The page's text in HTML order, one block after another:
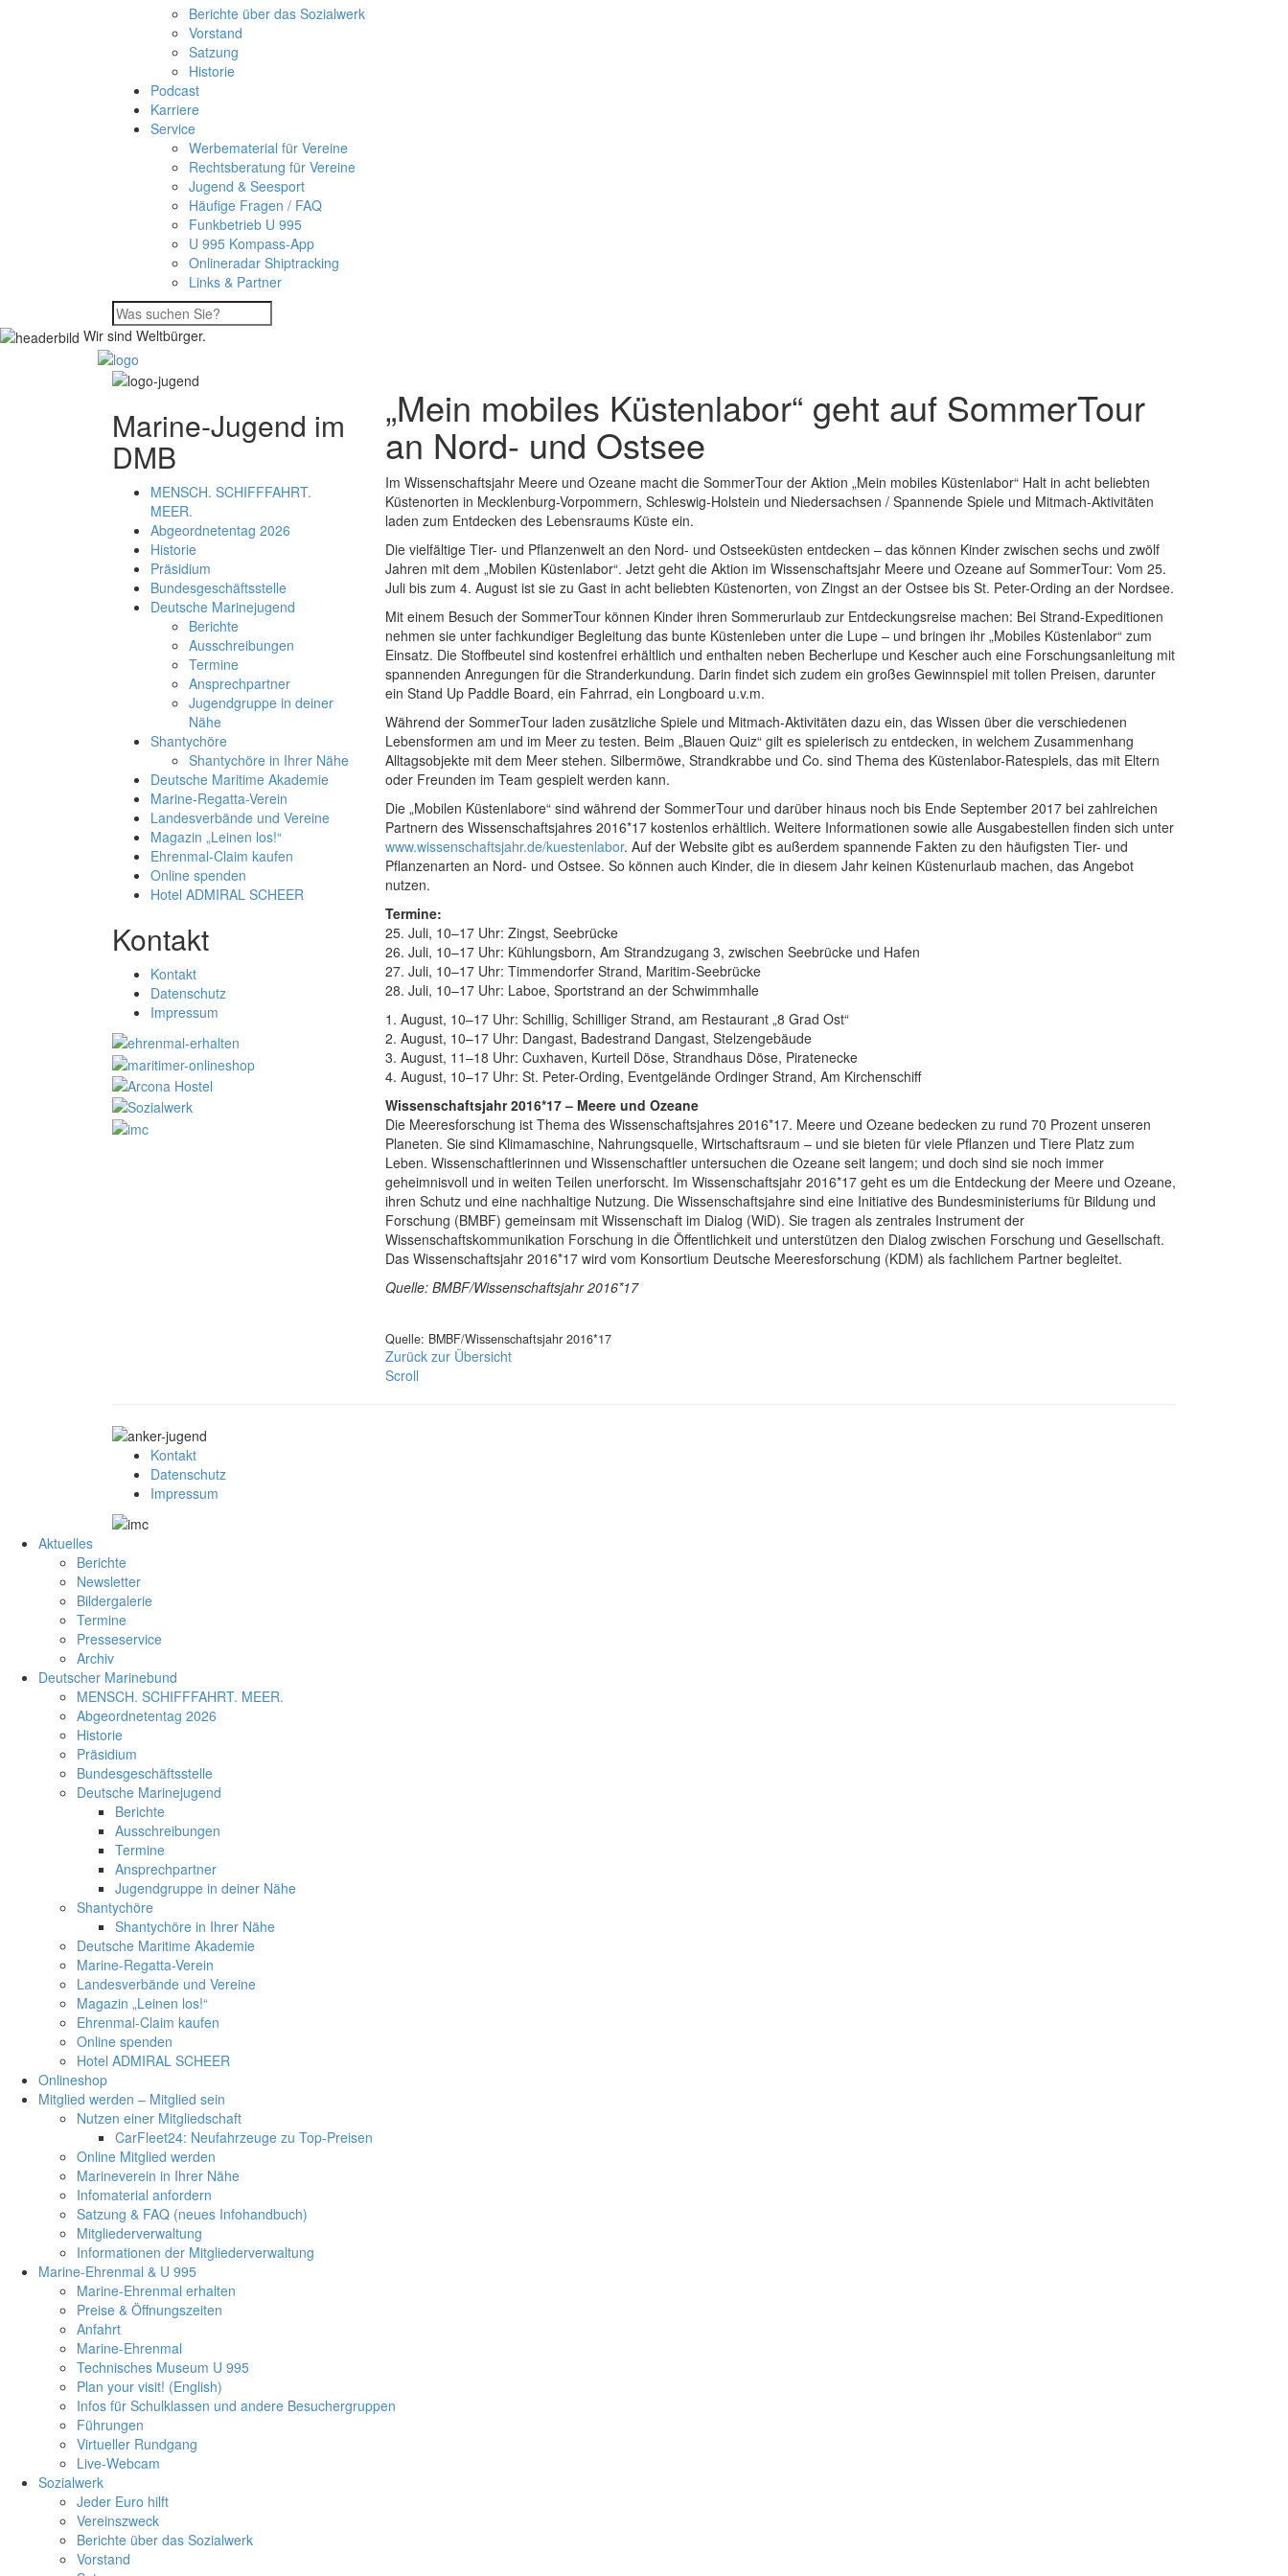
Berichte über das Sozialwerk
Vorstand
Satzung
Historie
Podcast
Karriere
Service
Werbematerial für Vereine
Rechtsberatung für Vereine
Jugend & Seesport
Häufige Fragen / FAQ
Funkbetrieb U 995
U 995 Kompass-App
Onlineradar Shiptracking
Links & Partner
Wir sind Weltbürger.
Marine-Jugend im
DMB
MENSCH. SCHIFFFAHRT.
MEER.
Abgeordnetentag 2026
Historie
Präsidium
Bundesgeschäftsstelle
Deutsche Marinejugend
Berichte
Ausschreibungen
Termine
Ansprechpartner
Jugendgruppe in deiner
Nähe
Shantychöre
Shantychöre in Ihrer Nähe
Deutsche Maritime Akademie
Marine-Regatta-Verein
Landesverbände und Vereine
Magazin „Leinen los!“
Ehrenmal-Claim kaufen
Online spenden
Hotel ADMIRAL SCHEER
Kontakt
Kontakt
Datenschutz
Impressum
„Mein mobiles Küstenlabor“ geht auf SommerTour
an Nord- und Ostsee
Im Wissenschaftsjahr Meere und Ozeane macht die SommerTour der Aktion „Mein mobiles Küstenlabor“ Halt in acht beliebten
Küstenorten in Mecklenburg-Vorpommern, Schleswig-Holstein und Niedersachsen / Spannende Spiele und Mitmach-Aktivitäten
laden zum Entdecken des Lebensraums Küste ein.
Die vielfältige Tier- und Pflanzenwelt an den Nord- und Ostseeküsten entdecken – das können Kinder zwischen sechs und zwölf
Jahren mit dem „Mobilen Küstenlabor“. Jetzt geht die Aktion im Wissenschaftsjahr Meere und Ozeane auf SommerTour: Vom 25.
Juli bis zum 4. August ist sie zu Gast in acht beliebten Küstenorten, von Zingst an der Ostsee bis St. Peter-Ording an der Nordsee.
Mit einem Besuch der SommerTour können Kinder ihren Sommerurlaub zur Entdeckungsreise machen: Bei Strand-Expeditionen
nehmen sie unter fachkundiger Begleitung das bunte Küstenleben unter die Lupe – und bringen ihr „Mobiles Küstenlabor“ zum
Einsatz. Die Stoffbeutel sind kostenfrei erhältlich und enthalten neben Becherlupe und Kescher auch eine Forschungsanleitung mit
spannenden Anregungen für die Stranderkundung. Darin findet sich zudem ein großes Gewinnspiel mit tollen Preisen, darunter
ein Stand Up Paddle Board, ein Fahrrad, ein Longboard u.v.m.
Während der SommerTour laden zusätzliche Spiele und Mitmach-Aktivitäten dazu ein, das Wissen über die verschiedenen
Lebensformen am und im Meer zu testen. Beim „Blauen Quiz“ gilt es spielerisch zu entdecken, in welchem Zusammenhang
Alltagsobjekte mit dem Meer stehen. Silbermöwe, Strandkrabbe und Co. sind Thema des Küstenlabor-Ratespiels, das mit Eltern
oder Freunden im Team gespielt werden kann.
Die „Mobilen Küstenlabore“ sind während der SommerTour und darüber hinaus noch bis Ende September 2017 bei zahlreichen
Partnern des Wissenschaftsjahres 2016*17 kostenlos erhältlich. Weitere Informationen sowie alle Ausgabestellen finden sich unter
www.wissenschaftsjahr.de/kuestenlabor. Auf der Website gibt es außerdem spannende Fakten zu den häufigsten Tier- und
Pflanzenarten an Nord- und Ostsee. So können auch Kinder, die in diesem Jahr keinen Küstenurlaub machen, das Angebot
nutzen.
Termine:
25. Juli, 10–17 Uhr: Zingst, Seebrücke
26. Juli, 10–17 Uhr: Kühlungsborn, Am Strandzugang 3, zwischen Seebrücke und Hafen
27. Juli, 10–17 Uhr: Timmendorfer Strand, Maritim-Seebrücke
28. Juli, 10–17 Uhr: Laboe, Sportstrand an der Schwimmhalle
1. August, 10–17 Uhr: Schillig, Schilliger Strand, am Restaurant „8 Grad Ost“
2. August, 10–17 Uhr: Dangast, Badestrand Dangast, Stelzengebäude
3. August, 11–18 Uhr: Cuxhaven, Kurteil Döse, Strandhaus Döse, Piratenecke
4. August, 10–17 Uhr: St. Peter-Ording, Eventgelände Ordinger Strand, Am Kirchenschiff
Wissenschaftsjahr 2016*17 – Meere und Ozeane
Die Meeresforschung ist Thema des Wissenschaftsjahres 2016*17. Meere und Ozeane bedecken zu rund 70 Prozent unseren
Planeten. Sie sind Klimamaschine, Nahrungsquelle, Wirtschaftsraum – und sie bieten für viele Pflanzen und Tiere Platz zum
Leben. Wissenschaftlerinnen und Wissenschaftler untersuchen die Ozeane seit langem; und doch sind sie noch immer
geheimnisvoll und in weiten Teilen unerforscht. Im Wissenschaftsjahr 2016*17 geht es um die Entdeckung der Meere und Ozeane,
ihren Schutz und eine nachhaltige Nutzung. Die Wissenschaftsjahre sind eine Initiative des Bundesministeriums für Bildung und
Forschung (BMBF) gemeinsam mit Wissenschaft im Dialog (WiD). Sie tragen als zentrales Instrument der
Wissenschaftskommunikation Forschung in die Öffentlichkeit und unterstützen den Dialog zwischen Forschung und Gesellschaft.
Das Wissenschaftsjahr 2016*17 wird vom Konsortium Deutsche Meeresforschung (KDM) als fachlichem Partner begleitet.
Quelle: BMBF/Wissenschaftsjahr 2016*17
Quelle: BMBF/Wissenschaftsjahr 2016*17
Zurück zur Übersicht
Scroll
Kontakt
Datenschutz
Impressum
Aktuelles
Berichte
Newsletter
Bildergalerie
Termine
Presseservice
Archiv
Deutscher Marinebund
MENSCH. SCHIFFFAHRT. MEER.
Abgeordnetentag 2026
Historie
Präsidium
Bundesgeschäftsstelle
Deutsche Marinejugend
Berichte
Ausschreibungen
Termine
Ansprechpartner
Jugendgruppe in deiner Nähe
Shantychöre
Shantychöre in Ihrer Nähe
Deutsche Maritime Akademie
Marine-Regatta-Verein
Landesverbände und Vereine
Magazin „Leinen los!“
Ehrenmal-Claim kaufen
Online spenden
Hotel ADMIRAL SCHEER
Onlineshop
Mitglied werden – Mitglied sein
Nutzen einer Mitgliedschaft
CarFleet24: Neufahrzeuge zu Top-Preisen
Online Mitglied werden
Marineverein in Ihrer Nähe
Infomaterial anfordern
Satzung & FAQ (neues Infohandbuch)
Mitgliederverwaltung
Informationen der Mitgliederverwaltung
Marine-Ehrenmal & U 995
Marine-Ehrenmal erhalten
Preise & Öffnungszeiten
Anfahrt
Marine-Ehrenmal
Technisches Museum U 995
Plan your visit! (English)
Infos für Schulklassen und andere Besuchergruppen
Führungen
Virtueller Rundgang
Live-Webcam
Sozialwerk
Jeder Euro hilft
Vereinszweck
Berichte über das Sozialwerk
Vorstand